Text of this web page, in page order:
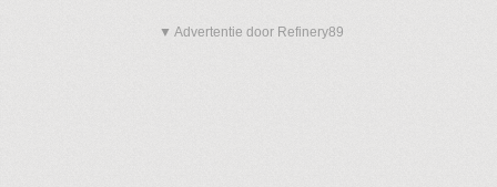
▼ Advertentie door Refinery89